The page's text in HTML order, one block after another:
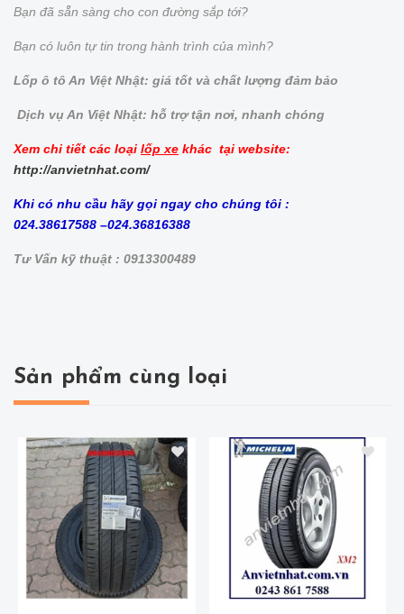
Bạn đã sẵn sàng cho con đường sắp tới?
Bạn có luôn tự tin trong hành trình của mình?
Lốp ô tô An Việt Nhật: giá tốt và chất lượng đảm bảo
Dịch vụ An Việt Nhật: hỗ trợ tận nơi, nhanh chóng
Xem chi tiết các loại lốp xe khác tại website:
http://anvietnhat.com/
Khi có nhu cầu hãy gọi ngay cho chúng tôi :
024.38617588 –024.36816388
Tư Vấn kỹ thuật : 0913300489
Sản phẩm cùng loại